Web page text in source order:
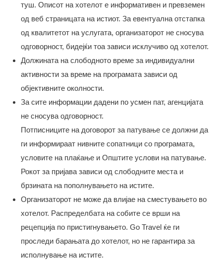
туш. Описот на хотелот е информативен и превземен
од веб страницата на истиот. За евентуална отстапка
од квалитетот на услугата, организаторот не сносува
одговорност, бидејќи тоа зависи исклучиво од хотелот.
Должината на слободното време за индивидуални
активности за време на програмата зависи од
објективните околности.
За сите информации дадени по усмен пат, агенцијата
не сносува одговорност.
Потписниците на договорот за патување се должни да
ги информираат нивните сопатници со програмата,
условите на плаќање и Општите услови на патување.
Рокот за пријава зависи од слободните места и
брзината на пополнувањето на истите.
Организаторот не може да влијае на сместувањето во
хотелот. Распределбата на собите се врши на
рецепција по пристигнувањето. Go Travel ќе ги
проследи барањата до хотелот, но не гарантира за
исполнување на истите.